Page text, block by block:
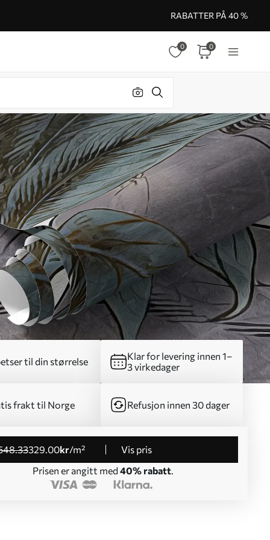
RABATTER PÅ 40 %
0 0
til din størrelse
Klar for levering innen 1–
3 virkedager
frakt til Norge Refusjon innen 30 dager
.33329 .00kr/m²
Vis pris
Prisen er angitt med 40% rabatt